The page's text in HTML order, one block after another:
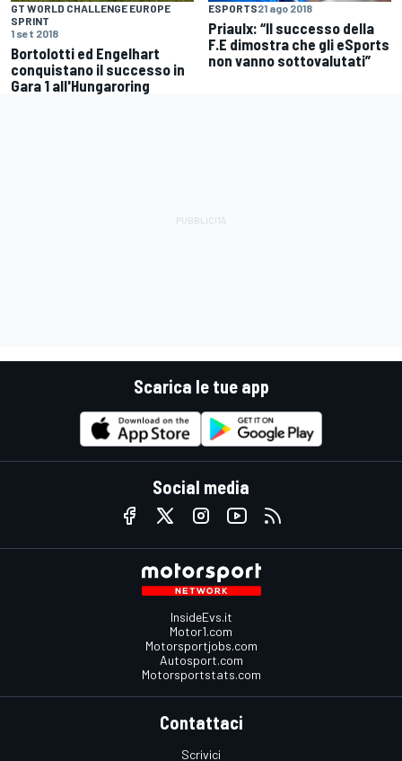
GT WORLD CHALLENGE EUROPE
SPRINT
1 set 2018
Bortolotti ed Engelhart
conquistano il successo in
Gara 1 all'Hungaroring
ESPORTS21 ago 2018
Priaulx: “Il successo della
F.E dimostra che gli eSports
non vanno sottovalutati”
Scarica le tue app
Social media
InsideEvs.it
Motor1.com
Motorsportjobs.com
Autosport.com
Motorsportstats.com
Contattaci
Scrivici